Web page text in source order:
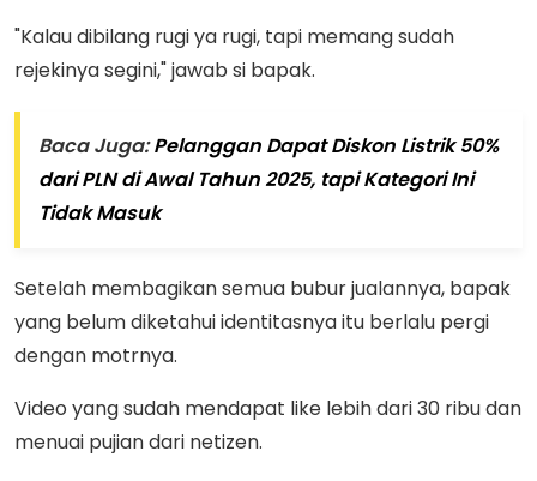
"Kalau dibilang rugi ya rugi, tapi memang sudah
rejekinya segini," jawab si bapak.
Baca Juga:Pelanggan Dapat Diskon Listrik 50%
dari PLN di Awal Tahun 2025, tapi Kategori Ini
Tidak Masuk
Setelah membagikan semua bubur jualannya, bapak
yang belum diketahui identitasnya itu berlalu pergi
dengan motrnya.
Video yang sudah mendapat like lebih dari 30 ribu dan
menuai pujian dari netizen.